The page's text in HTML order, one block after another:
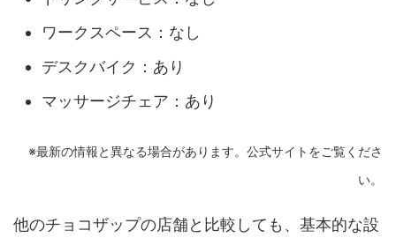
ワークスペース：なし
デスクバイク：あり
マッサージチェア：あり
※最新の情報と異なる場合があります。公式サイトをご覧くださ
い。
他のチョコザップの店舗と比較しても、基本的な設